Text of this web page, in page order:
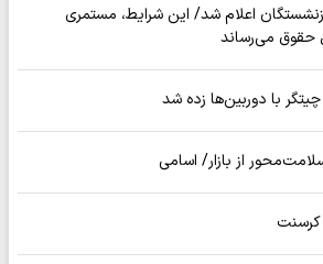
اعلام شد/ این شرایط، مستمری
حقوق می‌رساند
با دوربین‌ها زده شد